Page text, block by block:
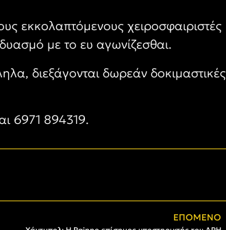
εκκολαπτόμενους χειροσφαιριστές
με το ευ αγωνίζεσθαι.
διεξάγονται δωρεάν δοκιμαστικές
6971 894319.
ΕΠΌΜΕΝΟ